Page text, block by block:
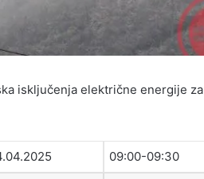
isključenja električne energije za
09:00-09:30